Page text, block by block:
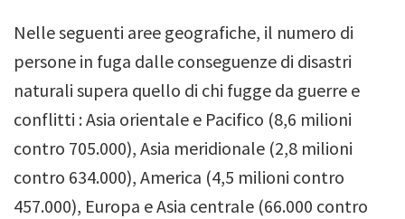
Nelle seguenti aree geografiche, il numero di
persone in fuga dalle conseguenze di disastri
naturali supera quello di chi fugge da guerre e
conflitti : Asia orientale e Pacifico (8,6 milioni
contro 705.000), Asia meridionale (2,8 milioni
contro 634.000), America (4,5 milioni contro
457.000), Europa e Asia centrale (66.000 contro